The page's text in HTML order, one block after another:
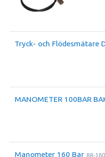
Tryck- och Flödesmätare
MANOMETER 100BAR
Manometer 160 Bar